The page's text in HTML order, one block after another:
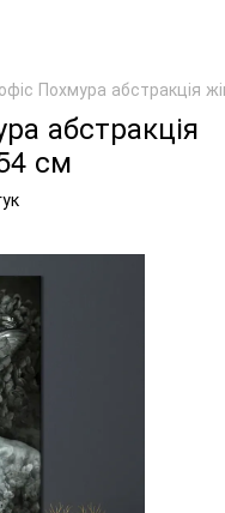
Похмура абстракція
абстракція
см